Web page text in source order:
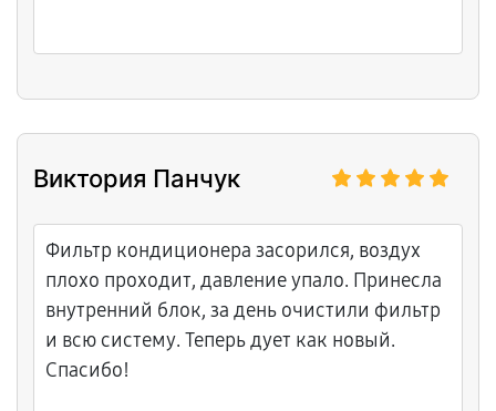
Виктория Панчук
Фильтр кондиционера засорился, воздух
плохо проходит, давление упало. Принесла
внутренний блок, за день очистили фильтр
и всю систему. Теперь дует как новый.
Спасибо!